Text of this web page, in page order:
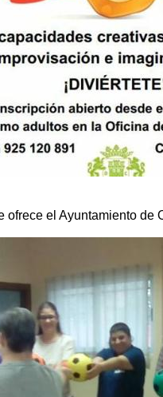
ofrece el Ayuntamiento